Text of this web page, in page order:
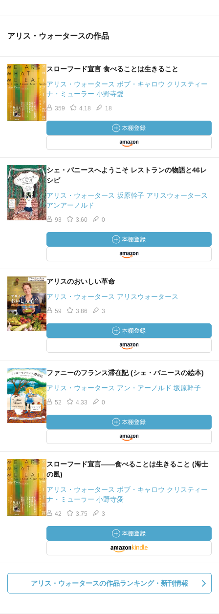
アリス・ウォータースの作品
スローフード宣言 食べることは生きること
アリス・ウォータース ボブ・キャロウ クリスティー
ナ・ミューラー 小野寺愛
359 4.18 18
シェ・パニースへようこそ レストランの物語と46レ
シピ
アリス・ウォータース 坂原幹子 アリスウォータース
アンアーノルド
93 3.60 0
アリスのおいしい革命
アリス・ウォータース アリスウォータース
59 3.86 3
ファニーのフランス滞在記 (シェ・パニースの絵本)
アリス・ウォータース アン・アーノルド 坂原幹子
52 4.33 0
スローフード宣言――食べることは生きること (海士
の風)
アリス・ウォータース ボブ・キャロウ クリスティー
ナ・ミューラー 小野寺愛
42 3.75 3
アリス・ウォータースの作品ランキング・新刊情報